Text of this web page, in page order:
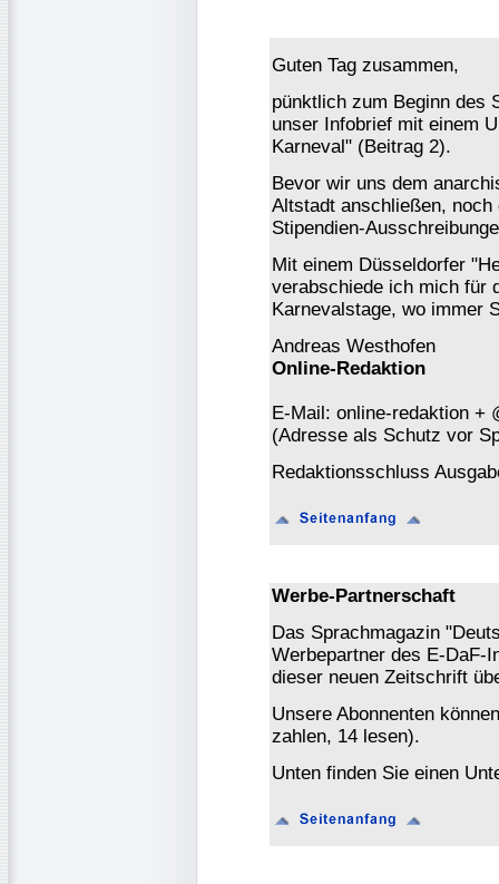
Guten Tag zusammen,
pünktlich zum Beginn des
unser Infobrief mit einem
Karneval" (Beitrag 2).
Bevor wir uns dem
Altstadt anschließen,
Stipendien-
Mit einem Düsseldorfer
verabschiede ich mich für
Karnevalstage, wo immer
Andreas Westhofen
Online-Redaktion
E-Mail: online-redaktion +
(Adresse als Schutz vor
Redaktionsschluss
Werbe-Partnerschaft
Das Sprachmagazin
Werbepartner des E-DaF-
dieser neuen Zeitschrift
Unsere Abonnenten
zahlen, 14 lesen).
Unten finden Sie einen